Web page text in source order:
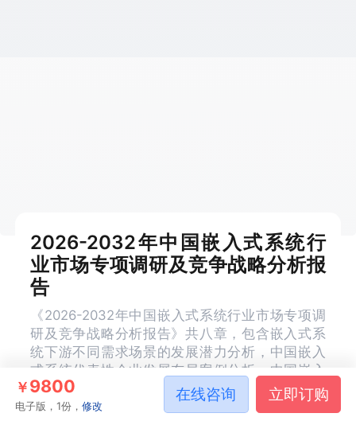
2026-2032年中国嵌入式系统行
业市场专项调研及竞争战略分析报
告
《2026-2032年中国嵌入式系统行业市场专项调
研及竞争战略分析报告》共八章，包含嵌入式系
统下游不同需求场景的发展潜力分析，中国嵌入
式系统代表性企业发展布局案例分析，中国嵌入
式系统行业趋势前景及投资机会分析等内容。
￥9800
电子版，1份，修改
在线咨询 立即订购